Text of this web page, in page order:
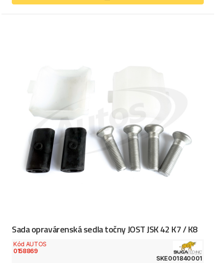
Sada opravárenská sedla točny JOST JSK 42 K7 / K8
Kód AUTOS
0158869
SKE001840001